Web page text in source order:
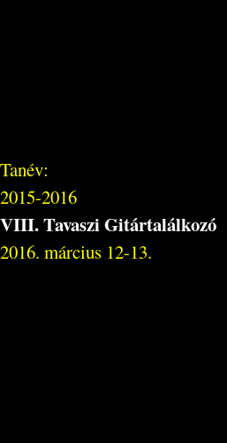
Tanév:
2015-2016
VIII. Tavaszi Gitártalálkozó
2016. március 12-13.